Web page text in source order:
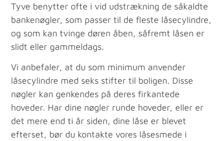
Tyve benytter ofte i vid udstrækning de såkaldte
bankenøgler, som passer til de fleste låsecylindre,
og som kan tvinge døren åben, såfremt låsen er
slidt eller gammeldags.
Vi anbefaler, at du som minimum anvender
låsecylindre med seks stifter til boligen. Disse
nøgler kan genkendes på deres firkantede
hoveder. Har dine nøgler runde hoveder, eller er
det mere end ti år siden, dine låse er blevet
efterset, bør du kontakte vores låsesmede i